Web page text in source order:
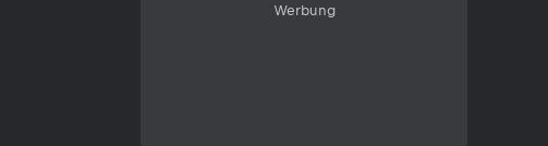
Werbung